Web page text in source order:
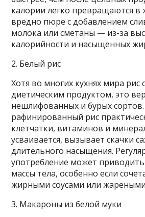
калории легко превращаются в
вредно пюре с добавлением
молока или сметаны — из-за
калорийности и насыщенных
2. Белый рис
Хотя во многих кухнях мира рис
диетическим продуктом, это
нешлифованных и бурых
рафинированный рис
клетчатки, витаминов и
усваивается, вызывает скачки
длительного насыщения.
употребление может
массы тела, особенно если
жирными соусами или
3. Макароны из белой муки